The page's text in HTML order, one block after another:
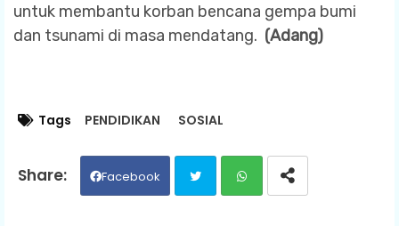
untuk membantu korban bencana gempa bumi
dan tsunami di masa mendatang. (Adang)
Tags PENDIDIKAN SOSIAL
Facebook